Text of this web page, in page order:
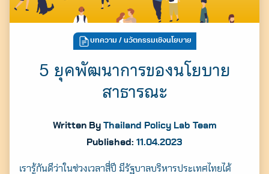
บทความ / นวัตกรรมเชิงนโยบาย
5 ยุคพัฒนาการของนโยบาย
สาธารณะ
Written By Thailand Policy Lab Team
Published: 11.04.2023
เรารู้กันดีว่าในช่วงเวลาสี่ปี มีรัฐบาลบริหารประเทศไทยได้